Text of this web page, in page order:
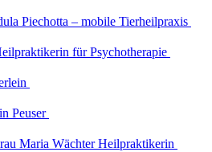
Piechotta – mobile Tierheilpraxis
für Psychotherapie
Peuser
Maria Wächter Heilpraktikerin